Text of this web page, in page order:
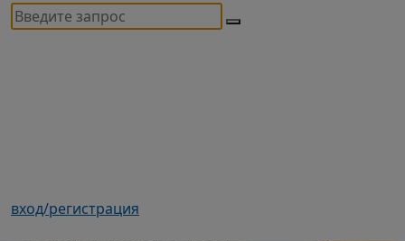
вход/регистрация